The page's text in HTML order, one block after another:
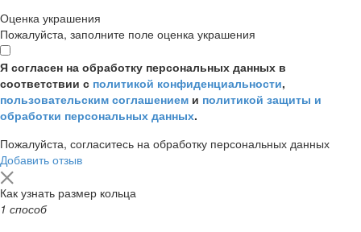
Оценка украшения
Пожалуйста, заполните поле оценка украшения
Я согласен на обработку персональных данных в
соответствии с политикой конфиденциальности,
пользовательским соглашением и политикой защиты и
обработки персональных данных.
Пожалуйста, согласитесь на обработку персональных данных
Добавить отзыв
Как узнать размер кольца
1 способ